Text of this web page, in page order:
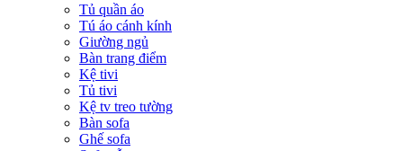
Tủ quần áo
Tú áo cánh kính
Giường ngủ
Bàn trang điểm
Kệ tivi
Tủ tivi
Kệ tv treo tường
Bàn sofa
Ghế sofa